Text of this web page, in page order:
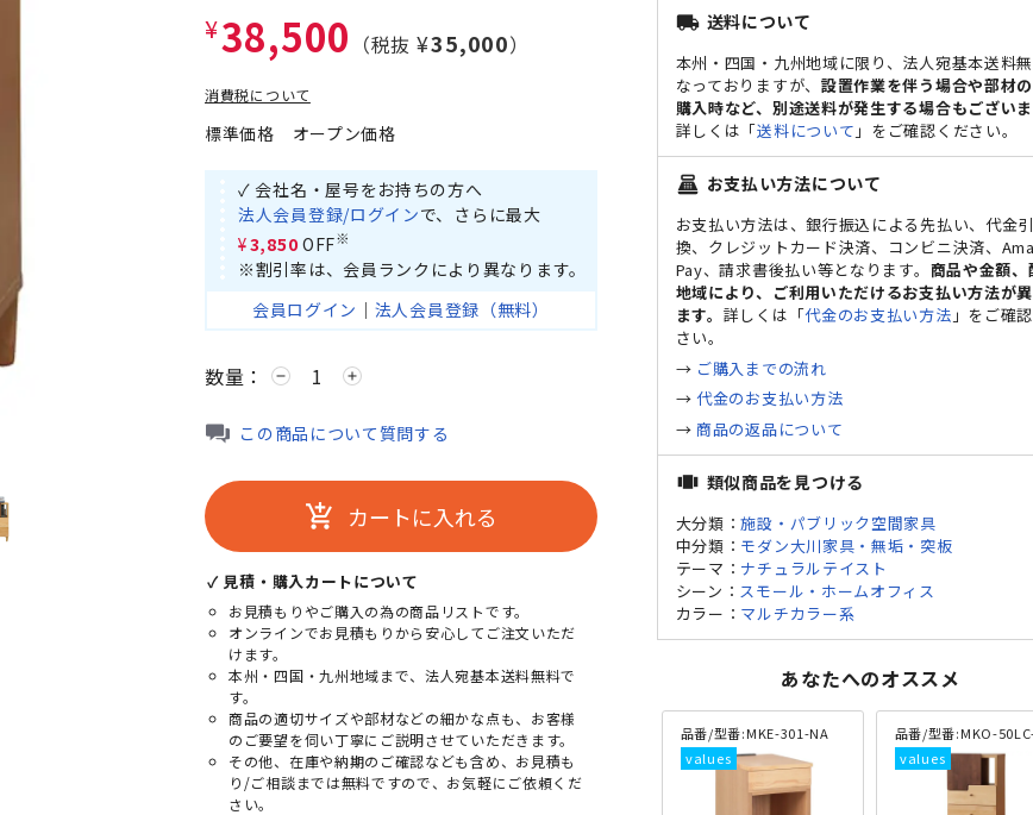
¥38,500 （税抜 ¥35,000）
消費税について
標準価格 オープン価格
✓ 会社名・屋号をお持ちの方へ
法人会員登録/ログインで、さらに最大
¥3,850 OFF※
※割引率は、会員ランクにより異なります。
会員ログイン ｜ 法人会員登録（無料）
数量： remove add
この商品について質問する
add_shopping_cart カートに入れる
✓ 見積・購入カートについて
お見積もりやご購入の為の商品リストです。
オンラインでお見積もりから安心してご注文いただ
けます。
本州・四国・九州地域まで、法人宛基本送料無料で
す。
商品の適切サイズや部材などの細かな点も、お客様
のご要望を伺い丁寧にご説明させていただきます。
その他、在庫や納期のご確認なども含め、お見積も
り/ご相談までは無料ですので、お気軽にご依頼くだ
さい。
local_shipping 送料について
本州・四国・九州地域に限り、法人宛基本送料
なっておりますが、 設置作業を伴う場合や部材
購入時など、別途送料が発生する場合もござい
詳しくは「送料について 」をご確認ください。
point_of_sale お支払い方法について
お支払い方法は、銀行振込による先払い、代金
換、クレジットカード決済、コンビニ決済、
Pay、請求書後払い等となります。 商品や金額、
地域により、ご利用いただけるお支払い方法が
ます。 詳しくは「代金のお支払い方法 」をご確
さい。
→ ご購入までの流れ
→代金のお支払い方法
→ 商品の返品について
view_carousel 類似商品を見つける
大分類：施設・パブリック空間家具
中分類： モダン大川家具・無垢・突板
テーマ： ナチュラルテイスト
シーン： スモール・ホームオフィス
カラー： マルチカラー系
あなたへのオススメ
品番/型番:MKE-301-NA 品番/型番:MKO-